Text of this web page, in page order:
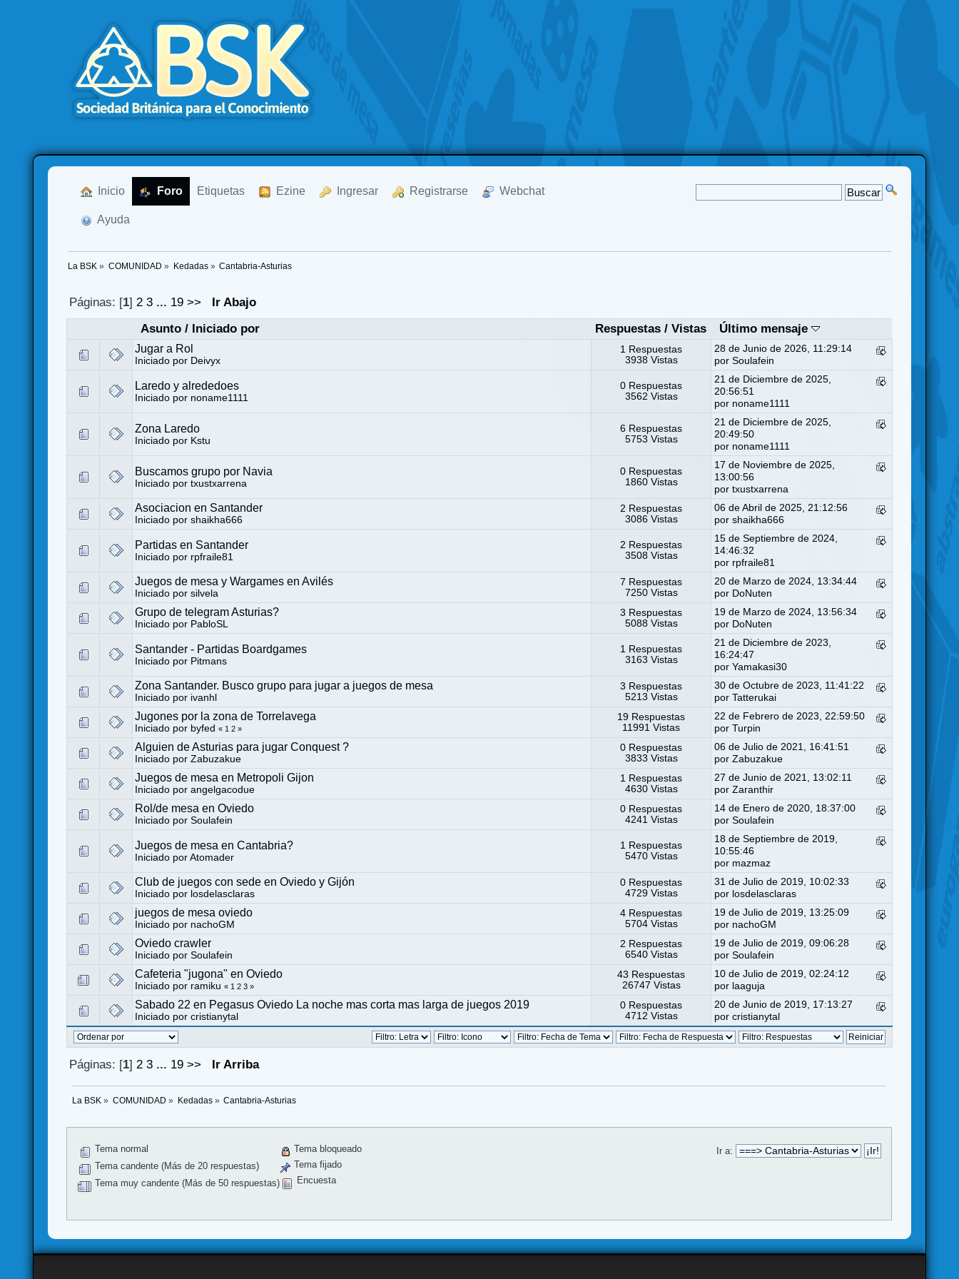
Inicio Foro Etiquetas Ezine Ingresar Registrarse Webchat
Ayuda
La BSK » COMUNIDAD » Kedadas» Cantabria-Asturias
Páginas: [1] 2 3 ... 19 >>
Ir Abajo
Asunto/ Iniciado por Respuestas /Vistas Último mensaje
Jugar a Rol
Iniciado por Deivyx
1 Respuestas
3938 Vistas
28 de Junio de 2026, 11:29:14
porSoulafein
Laredo y alrededoes
Iniciado por noname1111
0 Respuestas
3562 Vistas
21 de Diciembre de 2025,
20:56:51
por noname1111
Zona Laredo
Iniciado por Kstu
6 Respuestas
5753 Vistas
21 de Diciembre de 2025,
20:49:50
por noname1111
Buscamos grupo por Navia
Iniciado portxustxarrena
0 Respuestas
1860 Vistas
17 de Noviembre de 2025,
13:00:56
portxustxarrena
Asociacion en Santander
Iniciado porshaikha666
2 Respuestas
3086 Vistas
06 de Abril de 2025, 21:12:56
porshaikha666
Partidas en Santander
Iniciado por rpfraile81
2 Respuestas
3508 Vistas
15 de Septiembre de 2024,
14:46:32
por rpfraile81
Juegos de mesa y Wargames en Avilés
Iniciado porsilvela
7 Respuestas
7250 Vistas
20 de Marzo de 2024, 13:34:44
por DoNuten
Grupo de telegram Asturias?
Iniciado por PabloSL
3 Respuestas
5088 Vistas
19 de Marzo de 2024, 13:56:34
por DoNuten
Santander - Partidas Boardgames
Iniciado por Pitmans
1 Respuestas
3163 Vistas
21 de Diciembre de 2023,
16:24:47
porYamakasi30
Zona Santander. Busco grupo para jugar a juegos de mesa
Iniciado por ivanhl
3 Respuestas
5213 Vistas
30 de Octubre de 2023, 11:41:22
porTatterukai
Jugones por la zona de Torrelavega
Iniciado por byfed « 1 2 »
19 Respuestas
11991 Vistas
22 de Febrero de 2023, 22:59:50
porTurpin
Alguien de Asturias para jugar Conquest ?
Iniciado porZabuzakue
0 Respuestas
3833 Vistas
06 de Julio de 2021, 16:41:51
porZabuzakue
Juegos de mesa en Metropoli Gijon
Iniciado porangelgacodue
1 Respuestas
4630 Vistas
27 de Junio de 2021, 13:02:11
porZaranthir
Rol/de mesa en Oviedo
Iniciado porSoulafein
0 Respuestas
4241 Vistas
14 de Enero de 2020, 18:37:00
porSoulafein
Juegos de mesa en Cantabria?
Iniciado porAtomader
1 Respuestas
5470 Vistas
18 de Septiembre de 2019,
10:55:46
por mazmaz
Club de juegos con sede en Oviedo y Gijón
Iniciado por losdelasclaras
0 Respuestas
4729 Vistas
31 de Julio de 2019, 10:02:33
por losdelasclaras
juegos de mesa oviedo
Iniciado por nachoGM
4 Respuestas
5704 Vistas
19 de Julio de 2019, 13:25:09
por nachoGM
Oviedo crawler
Iniciado porSoulafein
2 Respuestas
6540 Vistas
19 de Julio de 2019, 09:06:28
porSoulafein
Cafeteria "jugona" en Oviedo
Iniciado por ramiku « 1 2 3 »
43 Respuestas
26747 Vistas
10 de Julio de 2019, 02:24:12
por laaguja
Sabado 22 en Pegasus Oviedo La noche mas corta mas larga de juegos 2019
Iniciado porcristianytal
0 Respuestas
4712 Vistas
20 de Junio de 2019, 17:13:27
porcristianytal
Páginas: [1] 2 3 ... 19 >> Ir Arriba
La BSK » COMUNIDAD » Kedadas» Cantabria-Asturias
Ir a:
Tema normal
Tema candente (Más de 20 respuestas)
Tema muy candente (Más de 50 respuestas)
Tema bloqueado
Tema fijado
Encuesta